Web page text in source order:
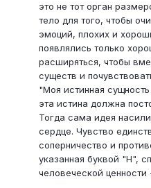
это не тот орган
тело для того, чтобы
эмоций, плохих и
появлялись только
расширяться, чтобы
существ и
"Моя истинная
эта истина должна
Тогда сама идея
сердце. Чувство
соперничество и
указанная буквой "H",
человеческой ценности